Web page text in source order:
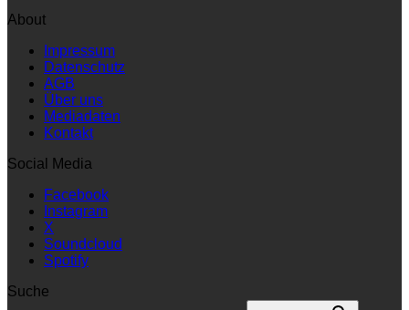
About
Impressum
Datenschutz
AGB
Über uns
Mediadaten
Kontakt
Social Media
Facebook
Instagram
X
Soundcloud
Spotify
Suche